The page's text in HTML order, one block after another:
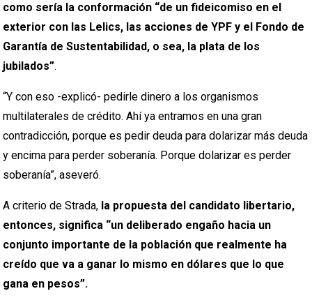
como sería la conformación “de un fideicomiso en el
exterior con las Lelics, las acciones de YPF y el Fondo de
Garantía de Sustentabilidad, o sea, la plata de los
jubilados”.
“Y con eso -explicó- pedirle dinero a los organismos
multilaterales de crédito. Ahí ya entramos en una gran
contradicción, porque es pedir deuda para dolarizar más deuda
y encima para perder soberanía. Porque dolarizar es perder
soberanía”, aseveró.
A criterio de Strada, la propuesta del candidato libertario,
entonces, significa “un deliberado engaño hacia un
conjunto importante de la población que realmente ha
creído que va a ganar lo mismo en dólares que lo que
gana en pesos”.